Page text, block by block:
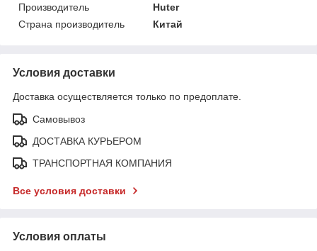
Производитель
Huter
Страна производитель
Китай
Условия доставки
Доставка осуществляется только по предоплате.
Самовывоз
ДОСТАВКА КУРЬЕРОМ
ТРАНСПОРТНАЯ КОМПАНИЯ
Все условия доставки
Условия оплаты